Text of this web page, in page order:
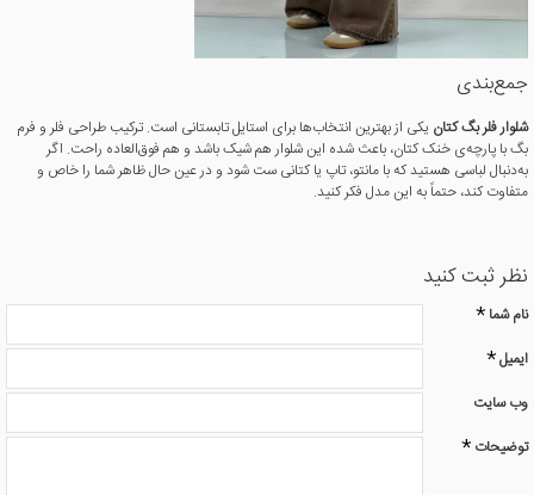
جمع‌بندی
شلوار فلر بگ کتان یکی از بهترین انتخاب‌ها برای استایل تابستانی است. ترکیب طراحی فلر و فرم
بگ با پارچه‌ی خنک کتان، باعث شده این شلوار هم شیک باشد و هم فوق‌العاده راحت. اگر
به‌دنبال لباسی هستید که با مانتو، تاپ یا کتانی ست شود و در عین حال ظاهر شما را خاص و
متفاوت کند، حتماً به این مدل فکر کنید.
نظر ثبت کنید
نام شما
ایمیل
وب سایت
توضیحات